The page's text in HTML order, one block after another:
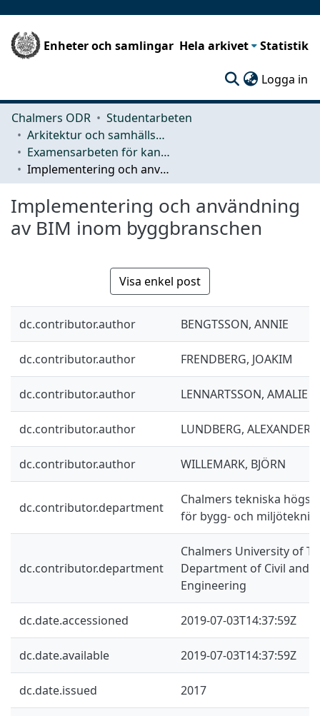
Enheter och samlingar Hela arkivet Statistik
Logga in
Chalmers ODR
Studentarbeten
Arkitektur och samhällsbyggnadsteknik (ACE)
Examensarbeten för kandidatexamen
Implementering och användning av BIM inom byggbranschen
Implementering och användning
av BIM inom byggbranschen
Visa enkel post
dc.contributor.author BENGTSSON, ANNIE
dc.contributor.author FRENDBERG, JOAKIM
dc.contributor.author LENNARTSSON, AMALIE
dc.contributor.author LUNDBERG, ALEXANDER
dc.contributor.author WILLEMARK, BJÖRN
dc.contributor.department
Chalmers tekniska
för bygg- och miljöteknik
dc.contributor.department
Chalmers University of
Department of Civil and
Engineering
dc.date.accessioned 2019-07-03T14:37:59Z
dc.date.available 2019-07-03T14:37:59Z
dc.date.issued 2017